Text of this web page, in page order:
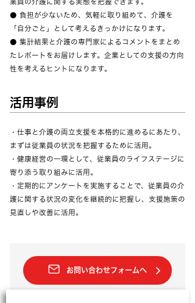
● 負担が少ないため、気軽に取り組めて、介護を
「自分ごと」として考えるきっかけになります。
● 集計結果と介護の専門家によるコメントをまとめ
たレポートをお届けします。企業としての支援の方向
性を考えるヒントになります。
活用事例
・仕事と介護の両立支援を本格的に進めるにあたり、
まずは従業員の状況を把握するために活用。
・健康経営の一環として、従業員のライフステージに
寄り添う取り組みに活用。
・定期的にアンケートを実施することで、従業員の介
護に関する状況の変化を継続的に把握し、支援施策の
見直しや改善に活用。
お問い合わせフォームへ